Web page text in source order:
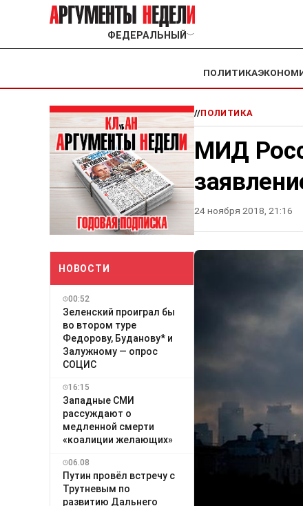
ФЕДЕРАЛЬНЫЙ ﹀
ПОЛИТИКА
НОВОСТИ
00:52
Зеленский проиграл бы
во втором туре
Федорову, Буданову* и
Залужному — опрос
СОЦИС
16:15
Западные СМИ
рассуждают о
медленной смерти
«коалиции желающих»
06.08
Путин провёл встречу с
Трутневым по
развитию Дальнего
//ПОЛИТИКА
МИД
24 ноября 2018, 21:16